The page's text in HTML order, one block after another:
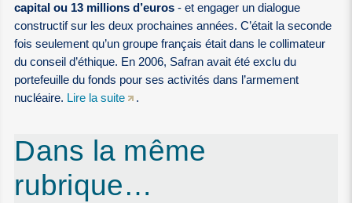
capital ou 13 millions d’euros - et engager un dialogue
constructif sur les deux prochaines années. C’était la seconde
fois seulement qu’un groupe français était dans le collimateur
du conseil d’éthique. En 2006, Safran avait été exclu du
portefeuille du fonds pour ses activités dans l’armement
nucléaire. Lire la suite .
Dans la même
rubrique…